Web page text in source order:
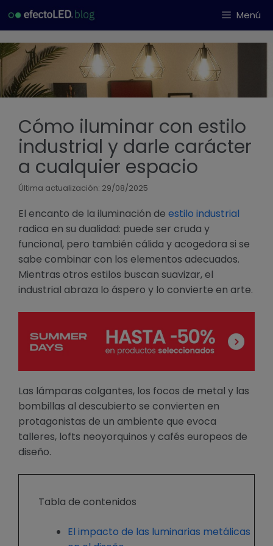
Menú
Cómo iluminar con estilo
industrial y darle carácter
a cualquier espacio
Última actualización: 29/08/2025
El encanto de la iluminación de estilo industrial
radica en su dualidad: puede ser cruda y
funcional, pero también cálida y acogedora si se
sabe combinar con los elementos adecuados.
Mientras otros estilos buscan suavizar, el
industrial abraza lo áspero y lo convierte en arte.
Las lámparas colgantes, los focos de metal y las
bombillas al descubierto se convierten en
protagonistas de un ambiente que evoca
talleres, lofts neoyorquinos y cafés europeos de
diseño.
Tabla de contenidos
El impacto de las luminarias metálicas